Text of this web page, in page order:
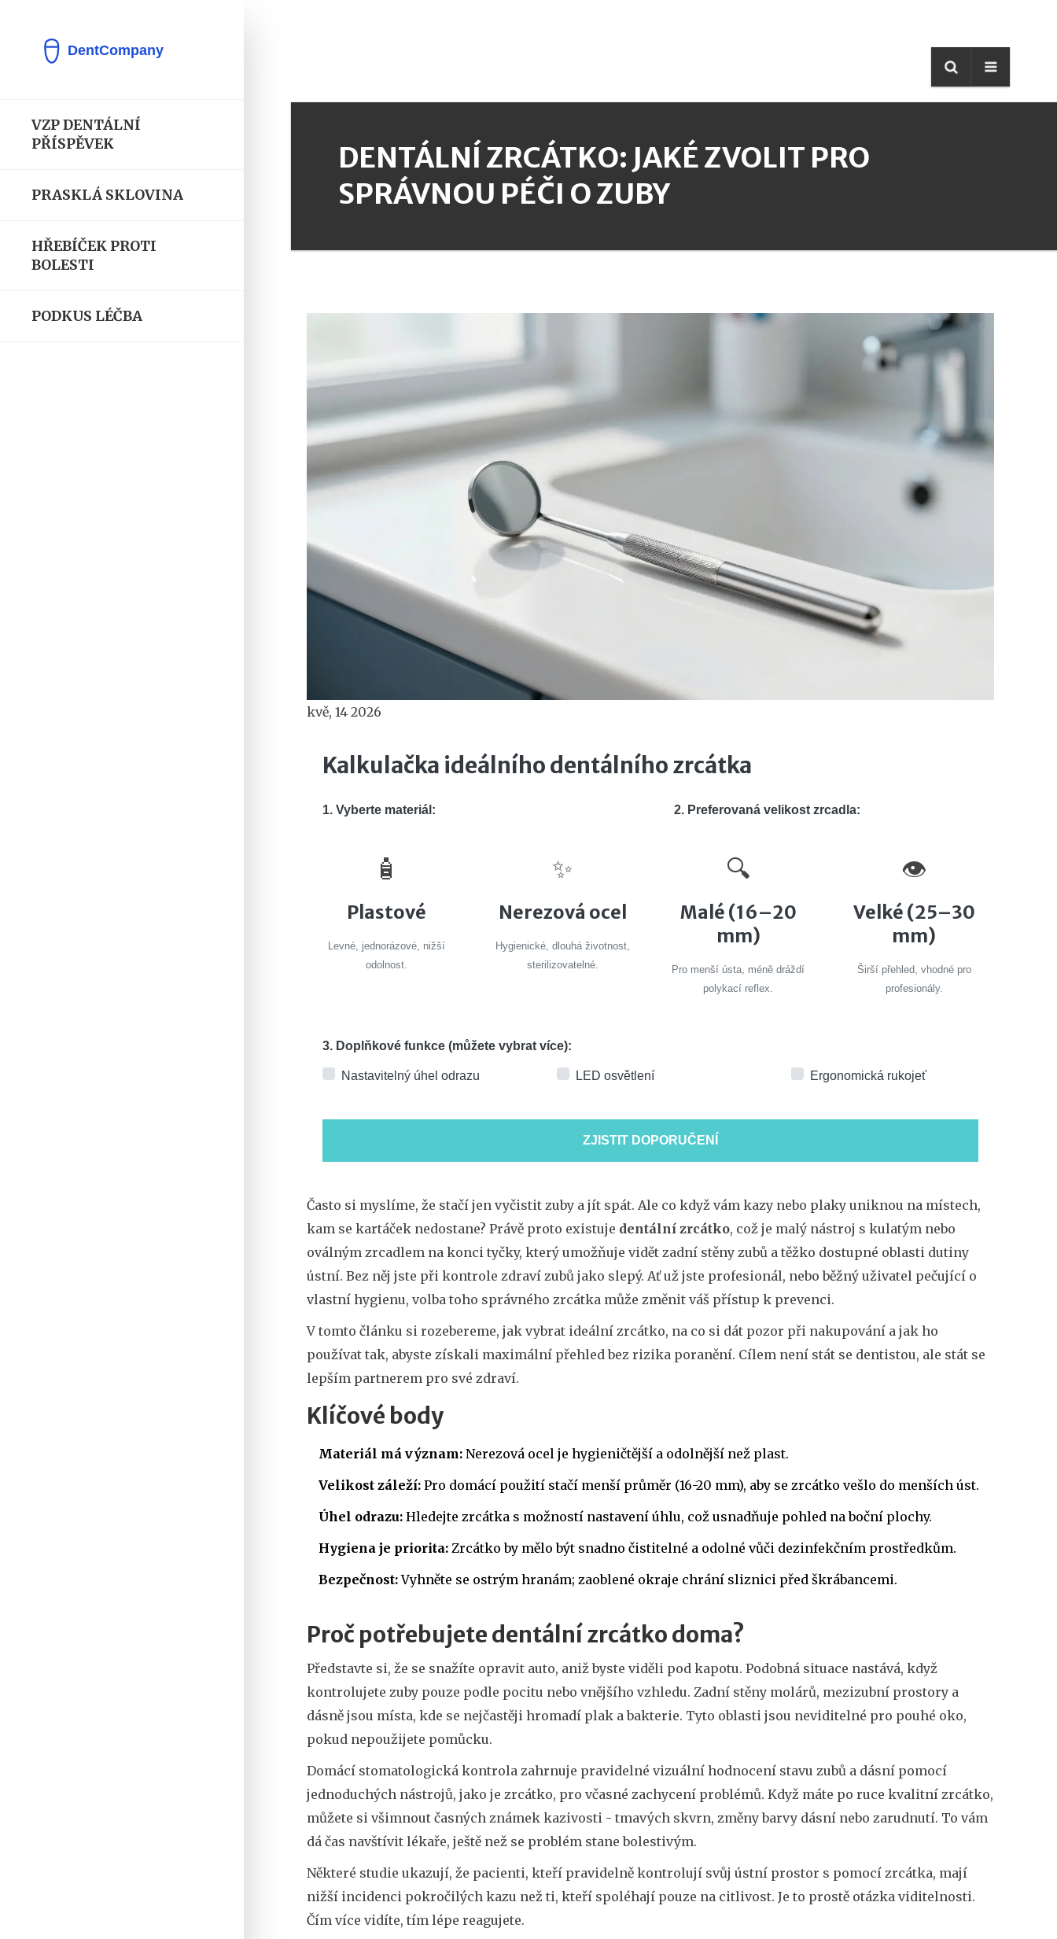
VZP DENTÁLNÍ
PŘÍSPĚVEK
PRASKLÁ SKLOVINA
HŘEBÍČEK PROTI
BOLESTI
PODKUS LÉČBA
DENTÁLNÍ ZRCÁTKO: JAKÉ ZVOLIT PRO
SPRÁVNOU PÉČI O ZUBY
kvě, 14 2026
Kalkulačka ideálního dentálního zrcátka
1. Vyberte materiál:
🧴
Plastové
Levné, jednorázové, nižší
odolnost.
✨
Nerezová ocel
Hygienické, dlouhá životnost,
sterilizovatelné.
2. Preferovaná velikost zrcadla:
🔍
Malé (16–20
mm)
Pro menší ústa, méně dráždí
polykací reflex.
👁️
Velké (25–30
mm)
Širší přehled, vhodné pro
profesionály.
3. Doplňkové funkce (můžete vybrat více):
Nastavitelný úhel odrazu LED osvětlení Ergonomická rukojeť
ZJISTIT DOPORUČENÍ
Často si myslíme, že stačí jen vyčistit zuby a jít spát. Ale co když vám kazy nebo plaky uniknou na místech,
kam se kartáček nedostane? Právě proto existuje dentální zrcátko, což je malý nástroj s kulatým nebo
oválným zrcadlem na konci tyčky, který umožňuje vidět zadní stěny zubů a těžko dostupné oblasti dutiny
ústní. Bez něj jste při kontrole zdraví zubů jako slepý. Ať už jste profesionál, nebo běžný uživatel pečující o
vlastní hygienu, volba toho správného zrcátka může změnit váš přístup k prevenci.
V tomto článku si rozebereme, jak vybrat ideální zrcátko, na co si dát pozor při nakupování a jak ho
používat tak, abyste získali maximální přehled bez rizika poranění. Cílem není stát se dentistou, ale stát se
lepším partnerem pro své zdraví.
Klíčové body
Materiál má význam: Nerezová ocel je hygieničtější a odolnější než plast.
Velikost záleží: Pro domácí použití stačí menší průměr (16-20 mm), aby se zrcátko vešlo do menších úst.
Úhel odrazu: Hledejte zrcátka s možností nastavení úhlu, což usnadňuje pohled na boční plochy.
Hygiena je priorita: Zrcátko by mělo být snadno čistitelné a odolné vůči dezinfekčním prostředkům.
Bezpečnost:Vyhněte se ostrým hranám; zaoblené okraje chrání sliznici před škrábancemi.
Proč potřebujete dentální zrcátko doma?
Představte si, že se snažíte opravit auto, aniž byste viděli pod kapotu. Podobná situace nastává, když
kontrolujete zuby pouze podle pocitu nebo vnějšího vzhledu. Zadní stěny molárů, mezizubní prostory a
dásně jsou místa, kde se nejčastěji hromadí plak a bakterie. Tyto oblasti jsou neviditelné pro pouhé oko,
pokud nepoužijete pomůcku.
Domácí stomatologická kontrola zahrnuje pravidelné vizuální hodnocení stavu zubů a dásní pomocí
jednoduchých nástrojů, jako je zrcátko, pro včasné zachycení problémů. Když máte po ruce kvalitní zrcátko,
můžete si všimnout časných známek kazivosti - tmavých skvrn, změny barvy dásní nebo zarudnutí. To vám
dá čas navštívit lékaře, ještě než se problém stane bolestivým.
Některé studie ukazují, že pacienti, kteří pravidelně kontrolují svůj ústní prostor s pomocí zrcátka, mají
nižší incidenci pokročilých kazu než ti, kteří spoléhají pouze na citlivost. Je to prostě otázka viditelnosti.
Čím více vidíte, tím lépe reagujete.